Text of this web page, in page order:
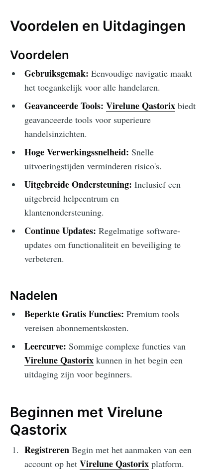
Voordelen en Uitdagingen
Voordelen
Gebruiksgemak: Eenvoudige navigatie maakt
het toegankelijk voor alle handelaren.
Geavanceerde Tools: Virelune Qastorixbiedt
geavanceerde tools voor superieure
handelsinzichten.
Hoge Verwerkingssnelheid: Snelle
uitvoeringstijden verminderen risico's.
Uitgebreide Ondersteuning: Inclusief een
uitgebreid helpcentrum en
klantenondersteuning.
Continue Updates: Regelmatige software-
updates om functionaliteit en beveiliging te
verbeteren.
Nadelen
Beperkte Gratis Functies: Premium tools
vereisen abonnementskosten.
Leercurve: Sommige complexe functies van
Virelune Qastorixkunnen in het begin een
uitdaging zijn voor beginners.
Beginnen met Virelune
Qastorix
RegistrerenBegin met het aanmaken van een
account op het Virelune Qastorixplatform.